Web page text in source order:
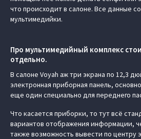
что происходит в салоне. Все данные
мультимедийки.
Про мультимедийный комплекс
отдельно.
В салоне Voyah аж три экрана по 12,3
электронная приборная панель,
еще один специально для переднего
Что касается приборки, то тут всё
вариантов отображения информации,
также возможность вывести по центру